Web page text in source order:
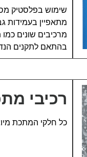
מרכיבים שונים
בהתאם לתקנים
רכיבי
כל חלקי המתכת מיוצרים